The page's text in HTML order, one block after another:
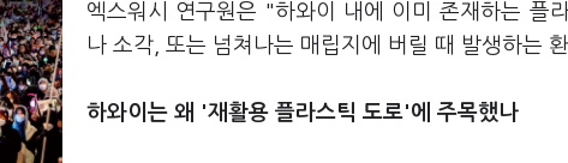
엑스워시 연구원은 "하와이 내에 이미 존재하는 플
나 소각, 또는 넘쳐나는 매립지에 버릴 때 발생하는
하와이는 왜 '재활용 플라스틱 도로'에 주목했나